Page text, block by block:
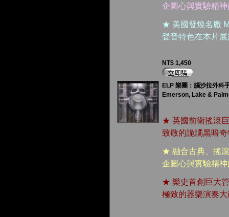
企圖心與實驗精
★ 美國發燒名廠
聲音特色在本片
NT$ 1,450
ELP 樂團：腦沙拉外科
Emerson, Lake &
★ 英國前衛搖滾
致敬的詭譎黑暗
★ 融合古典、搖
企圖心與實驗精
★ 樂史首創巨大
極致的器樂演奏